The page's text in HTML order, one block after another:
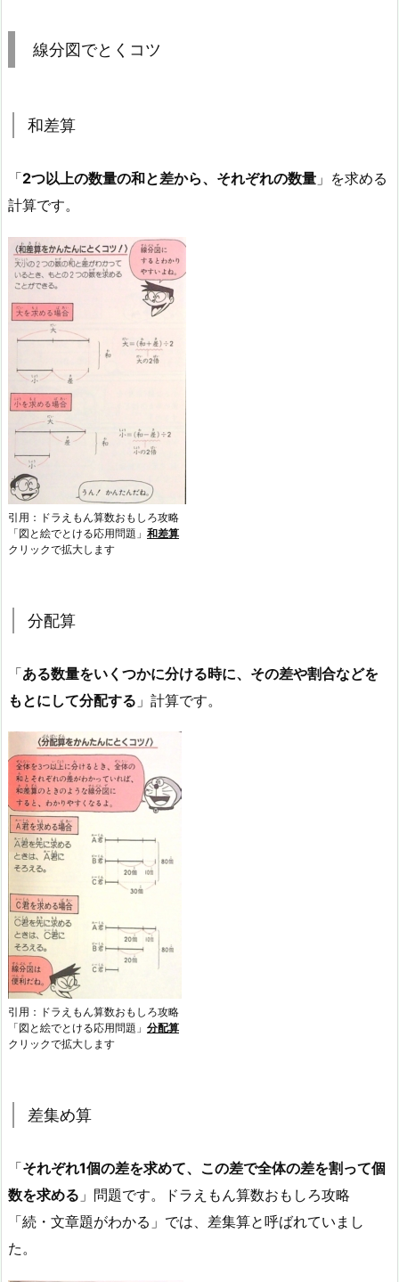
線分図でとくコツ
和差算
「2つ以上の数量の和と差から、それぞれの数量 」を求める
計算です。
引用：ドラえもん算数おもしろ攻略
「図と絵でとける応用問題」 和差算
クリックで拡大します
分配算
「ある数量をいくつかに分ける時に、その差や割合などを
もとにして分配する 」計算です。
引用：ドラえもん算数おもしろ攻略
「図と絵でとける応用問題」 分配算
クリックで拡大します
差集め算
「それぞれ1個の差を求めて、この差で全体の差を割って個
数を求める 」問題です。ドラえもん算数おもしろ攻略
「続・文章題がわかる」では、差集算と呼ばれていまし
た。